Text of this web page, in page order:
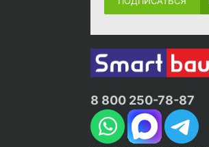
8 800 250-78-87